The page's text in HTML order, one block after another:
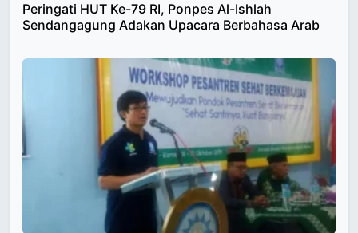
Peringati HUT Ke-79 RI, Ponpes Al-Ishlah
Sendangagung Adakan Upacara Berbahasa Arab